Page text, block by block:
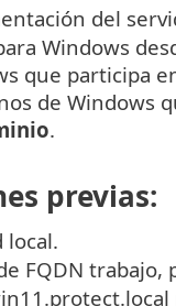
del
Windows
que participa
de Windows
.
previas:
local.
FQDN trabajo,